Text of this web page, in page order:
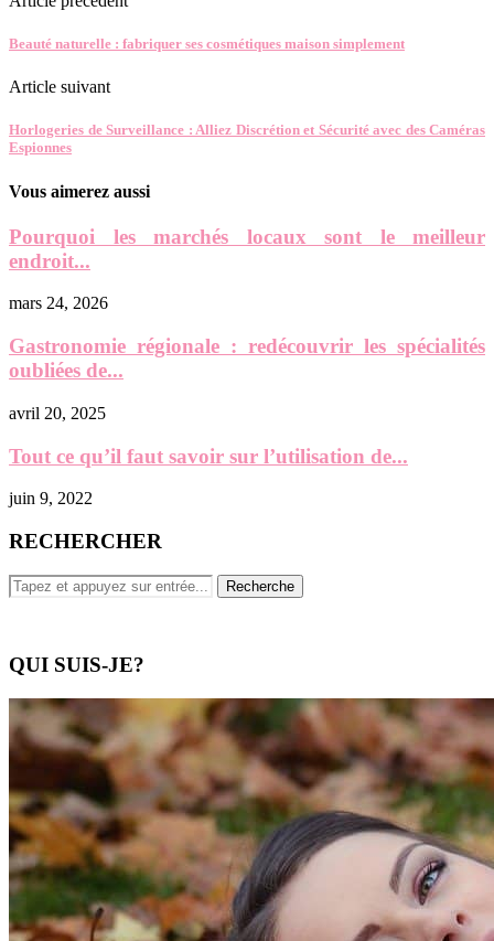
Beauté naturelle : fabriquer ses cosmétiques maison simplement
Article suivant
Horlogeries de Surveillance : Alliez Discrétion et Sécurité avec des Caméras
Espionnes
Vous aimerez aussi
Pourquoi les marchés locaux sont le meilleur
endroit...
mars 24, 2026
Gastronomie régionale : redécouvrir les spécialités
oubliées de...
avril 20, 2025
Tout ce qu’il faut savoir sur l’utilisation de...
juin 9, 2022
RECHERCHER
QUI SUIS-JE?